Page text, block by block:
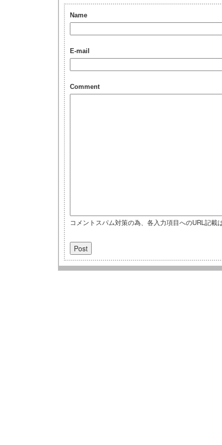
Name
E-mail
Comment
コメントスパム対策の為、各入力項目へのURL記載